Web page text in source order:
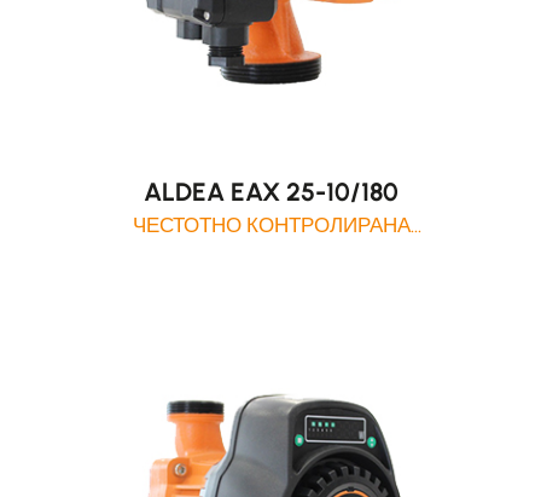
ALDEA EAX 25-10/180
ЧЕСТОТНО КОНТРОЛИРАНА